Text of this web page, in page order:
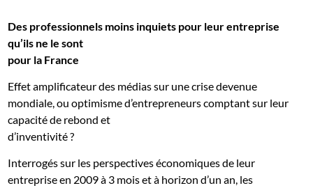
Des professionnels moins inquiets pour leur entreprise
qu’ils ne le sont
pour la France
Effet amplificateur des médias sur une crise devenue
mondiale, ou optimisme d’entrepreneurs comptant sur leur
capacité de rebond et
d’inventivité ?
Interrogés sur les perspectives économiques de leur
entreprise en 2009 à 3 mois et à horizon d’un an, les